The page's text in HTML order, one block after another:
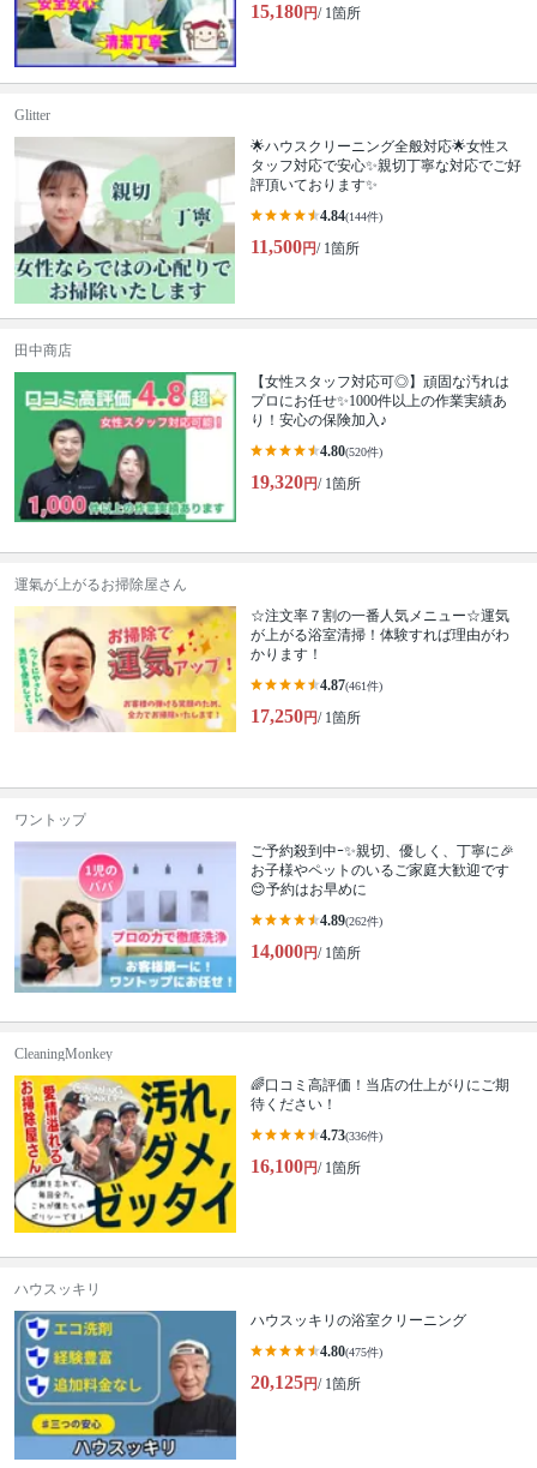
15,180円/ 1箇所
Glitter
🌟ハウスクリーニング全般対応🌟女性ス
タッフ対応で安心✨親切丁寧な対応でご好
評頂いております✨
4.84(144件)
11,500円/ 1箇所
田中商店
【女性スタッフ対応可◎】頑固な汚れは
プロにお任せ✨1000件以上の作業実績あ
り！安心の保険加入♪
4.80(520件)
19,320円/ 1箇所
運氣が上がるお掃除屋さん
☆注文率７割の一番人気メニュー☆運気
が上がる浴室清掃！体験すれば理由がわ
かります！
4.87(461件)
17,250円/ 1箇所
ワントップ
ご予約殺到中ｰ✨親切、優しく、丁寧に🎉
お子様やペットのいるご家庭大歓迎です
😊予約はお早めに
4.89(262件)
14,000円/ 1箇所
CleaningMonkey
🌈口コミ高評価！当店の仕上がりにご期
待ください！
4.73(336件)
16,100円/ 1箇所
ハウスッキリ
ハウスッキリの浴室クリーニング
4.80(475件)
20,125円/ 1箇所